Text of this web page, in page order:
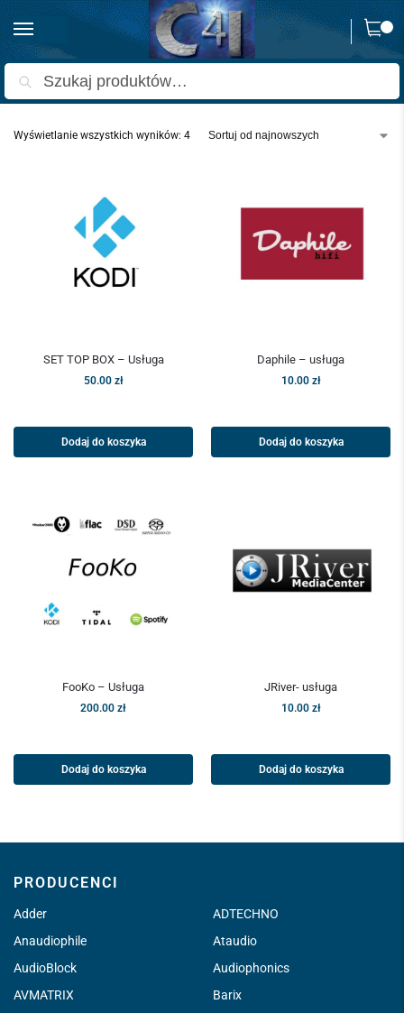
0
Strona główna Odtwarzacze multimedialne
Wyświetlanie wszystkich wyników: 4
SET TOP BOX – Usługa
50.00 zł
Dodaj do koszyka
Daphile – usługa
10.00 zł
Dodaj do koszyka
FooKo – Usługa
200.00 zł
Dodaj do koszyka
JRiver- usługa
10.00 zł
Dodaj do koszyka
PRODUCENCI
Adder
ADTECHNO
Anaudiophile
Ataudio
AudioBlock
Audiophonics
AVMATRIX
Barix